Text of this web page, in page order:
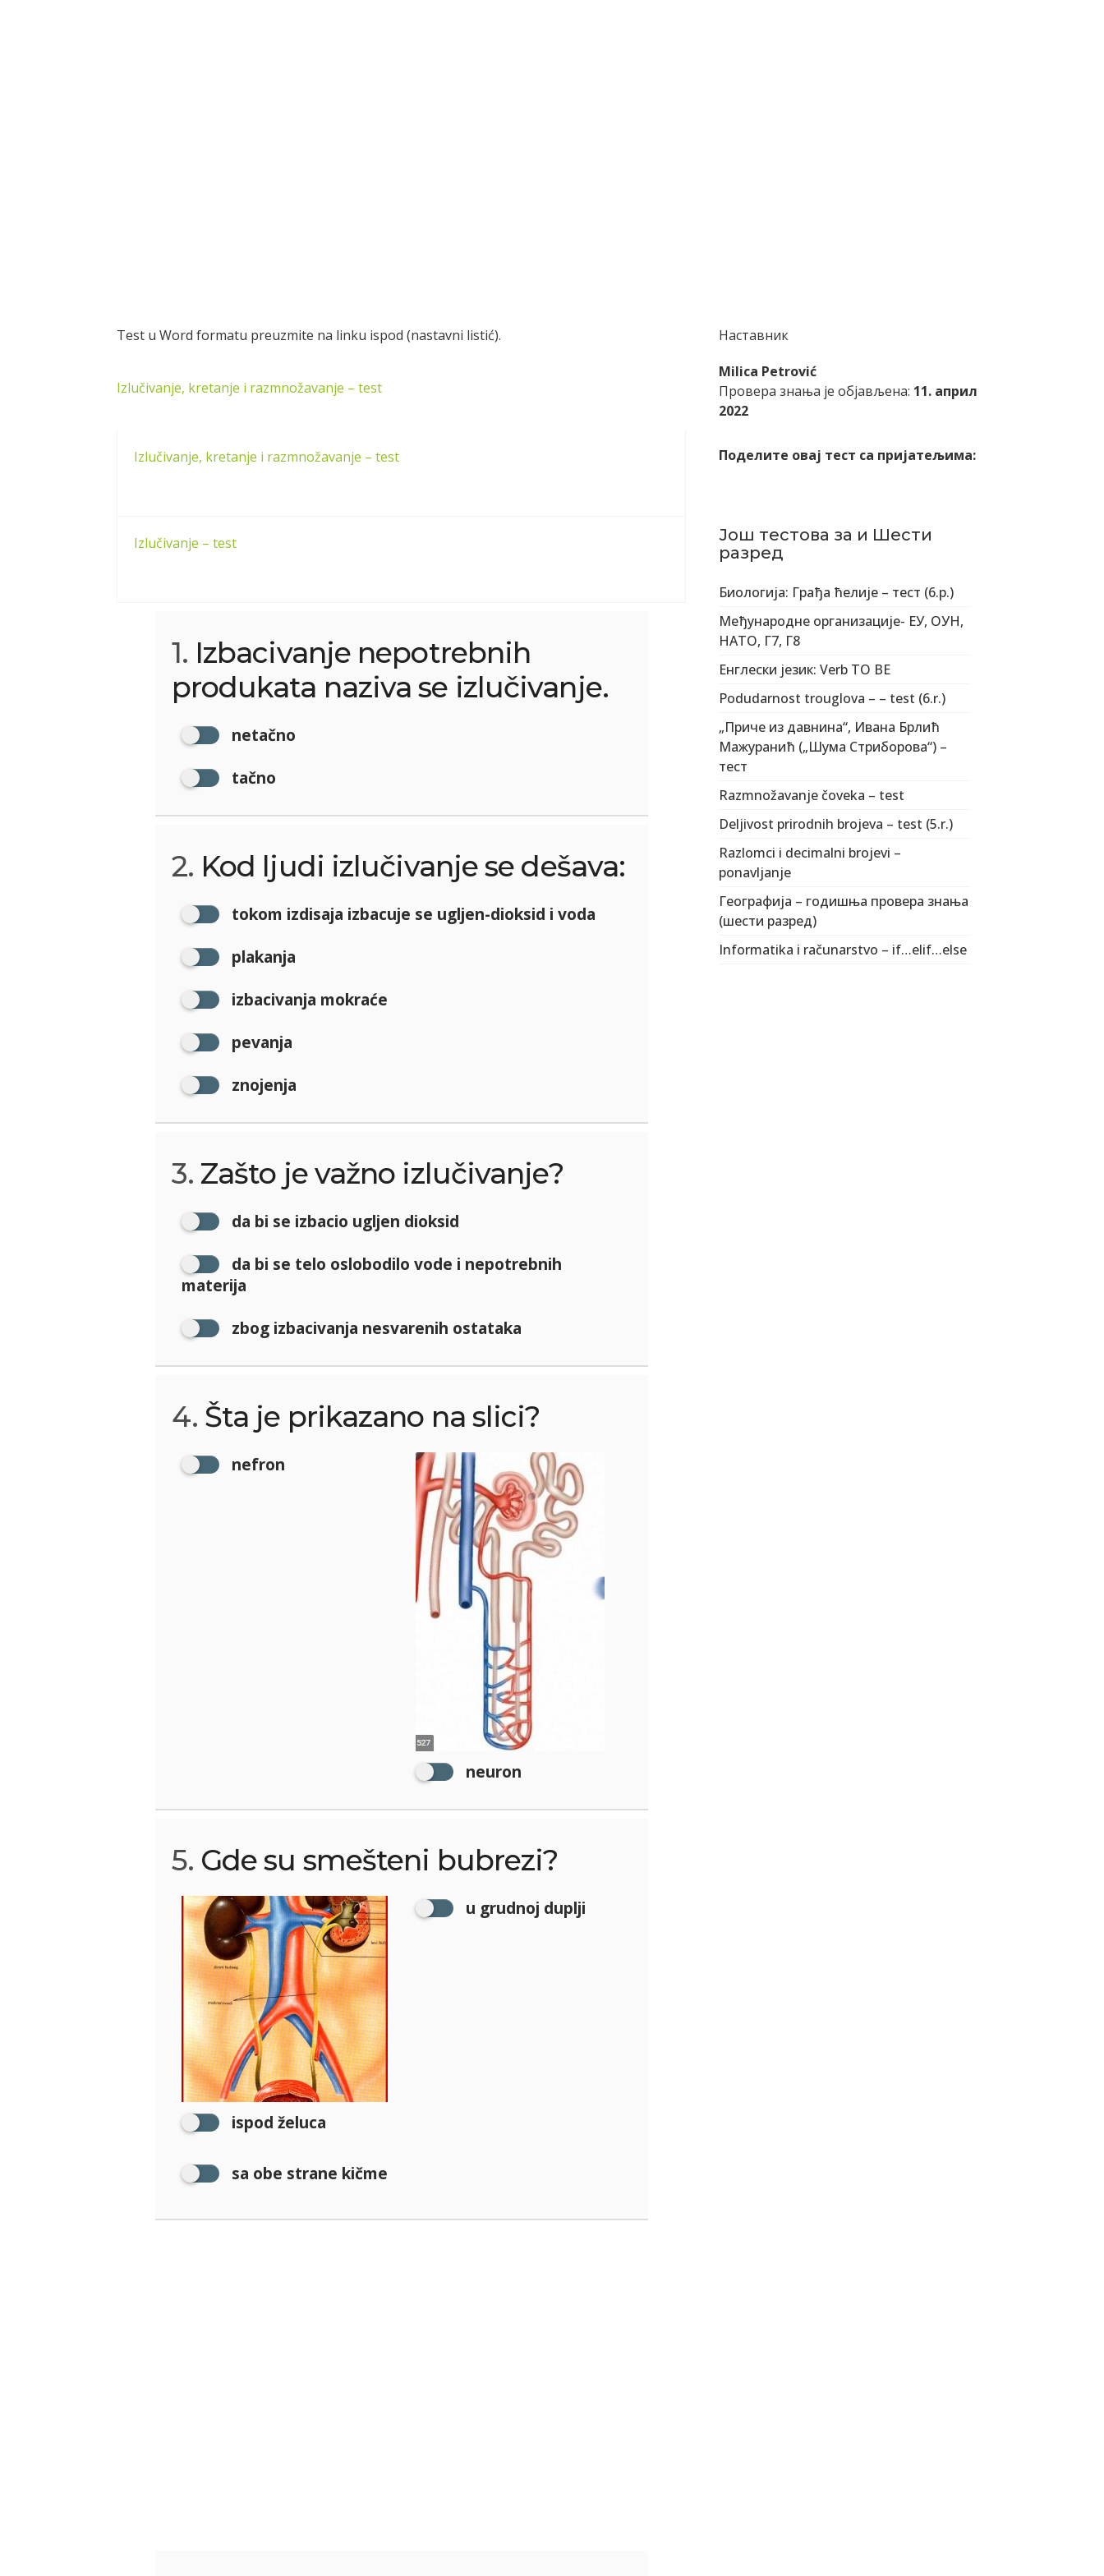
Test u Word formatu preuzmite na linku ispod (nastavni listić).
Izlučivanje, kretanje i razmnožavanje – test
Izlučivanje, kretanje i razmnožavanje – test
Izlučivanje – test
1. Izbacivanje nepotrebnih
produkata naziva se izlučivanje.
netačno
tačno
2. Kod ljudi izlučivanje se dešava:
tokom izdisaja izbacuje se ugljen-dioksid i voda
plakanja
izbacivanja mokraće
pevanja
znojenja
3. Zašto je važno izlučivanje?
da bi se izbacio ugljen dioksid
da bi se telo oslobodilo vode i nepotrebnih
materija
zbog izbacivanja nesvarenih ostataka
4. Šta je prikazano na slici?
nefron
neuron
5. Gde su smešteni bubrezi?
ispod želuca
u grudnoj duplji
sa obe strane kičme
Наставник
Milica Petrović
Провера знања је објављена: 11. април
2022
Поделите овај тест са пријатељима:
Још тестова за и Шести
разред
Биологија: Грађа ћелије – тест (6.р.)
Међународне организације- ЕУ, ОУН,
НАТО, Г7, Г8
Eнглески језик: Verb TO BE
Podudarnost trouglova – – test (6.r.)
„Приче из давнина“, Ивана Брлић
Мажуранић („Шума Стриборова“) –
тест
Razmnožavanje čoveka – test
Deljivost prirodnih brojeva – test (5.r.)
Razlomci i decimalni brojevi –
ponavljanje
Географија – годишња провера знања
(шести разред)
Informatika i računarstvo – if…elif…else